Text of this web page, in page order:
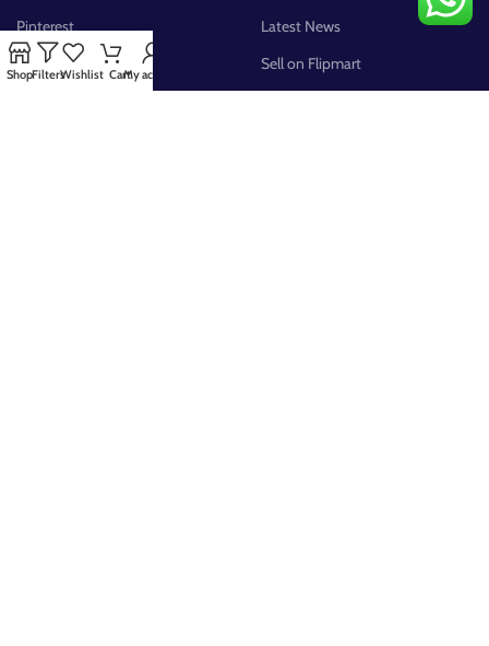
Pinterest
FB Group
Latest News
Sell on Flipmart
ShopFiltersWishlist CartMy account